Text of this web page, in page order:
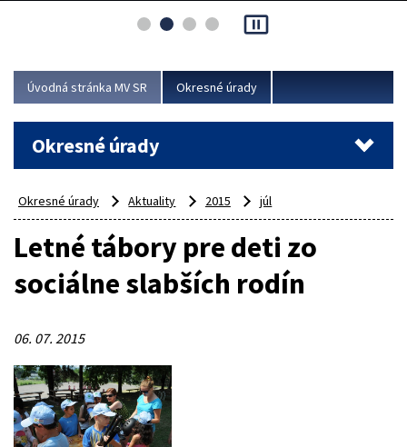
asociácie poisťovní (SLASPO) a Ministerstva vnútra SR.
Viac
pause_presentation
Úvodná stránka MV SR Okresné úrady
Okresné úrady
Okresné úrady Aktuality 2015 júl
Letné tábory pre deti zo
sociálne slabších rodín
06. 07. 2015